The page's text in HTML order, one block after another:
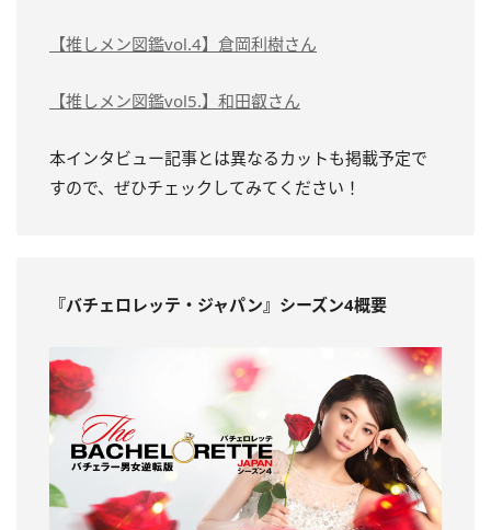
【推しメン図鑑vol.4】倉岡利樹さん
【推しメン図鑑vol5.】和田叡さん
本インタビュー記事とは異なるカットも掲載予定で
すので、ぜひチェックしてみてください！
『バチェロレッテ・ジャパン』シーズン4概要